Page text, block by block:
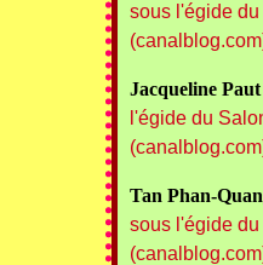
sous l'égide
Jacqueline
l'égide du
Tan Phan-
sous l'égide